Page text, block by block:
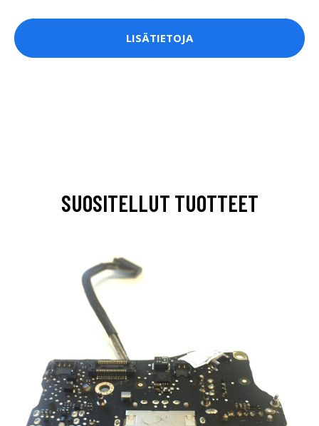
LISÄTIETOJA
SUOSITELLUT TUOTTEET